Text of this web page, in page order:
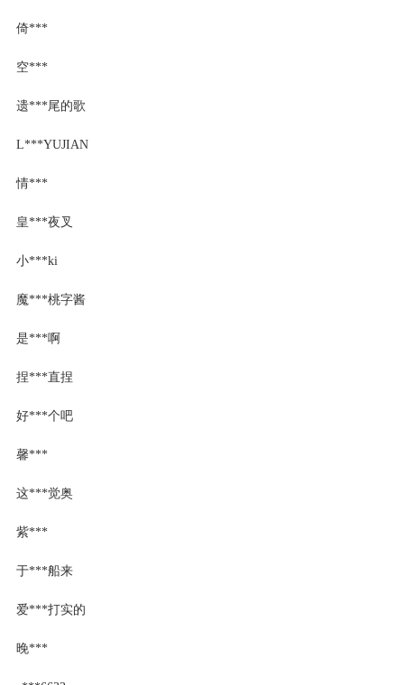
倚***
空***
遗***尾的歌
L***YUJIAN
情***
皇***夜叉
小***ki
魔***桃字酱
是***啊
捏***直捏
好***个吧
馨***
这***觉奥
紫***
于***船来
爱***打实的
晚***